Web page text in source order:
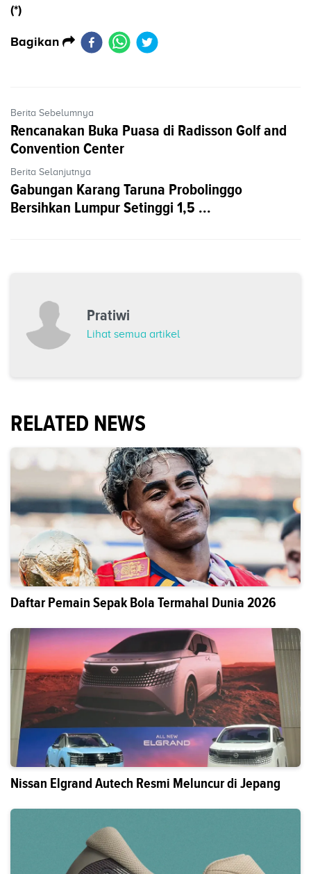
(*)
Bagikan
Berita Sebelumnya
Rencanakan Buka Puasa di Radisson Golf and
Convention Center
Berita Selanjutnya
Gabungan Karang Taruna Probolinggo
Bersihkan Lumpur Setinggi 1,5 ...
Pratiwi
Lihat semua artikel
RELATED NEWS
Daftar Pemain Sepak Bola Termahal Dunia 2026
Nissan Elgrand Autech Resmi Meluncur di Jepang